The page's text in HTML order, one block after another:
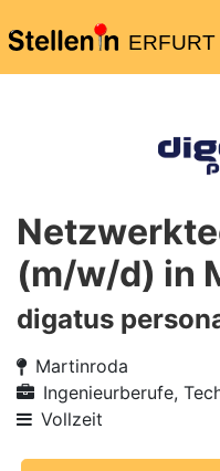
ERFURT
(m/w/d) in
digatus
Martinroda
Ingenieurberufe,
Vollzeit